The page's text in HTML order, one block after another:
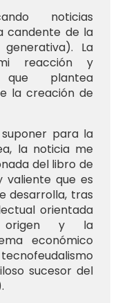
noticias
candente de la
La
reacción y
plantea
la creación de
para la
la noticia me
del libro de
valiente que es
desarrolla, tras
orientada
origen y la
económico
sucesor del